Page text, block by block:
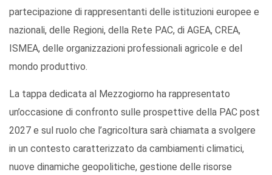
partecipazione di rappresentanti delle istituzioni europee e
nazionali, delle Regioni, della Rete PAC, di AGEA, CREA,
ISMEA, delle organizzazioni professionali agricole e del
mondo produttivo.
La tappa dedicata al Mezzogiorno ha rappresentato
un’occasione di confronto sulle prospettive della PAC post
2027 e sul ruolo che l’agricoltura sarà chiamata a svolgere
in un contesto caratterizzato da cambiamenti climatici,
nuove dinamiche geopolitiche, gestione delle risorse